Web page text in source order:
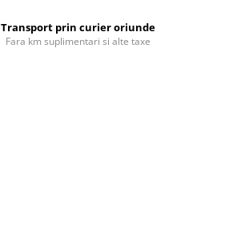
Transport prin curier oriunde
Fara km suplimentari si alte taxe